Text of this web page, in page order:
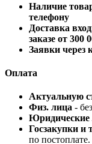
Наличие
телефону
Доставка
заказе от 300
Заявки через
Оплата
Актуальную
Физ. лица -
Юридические
Госзакупки и
по постоплате.